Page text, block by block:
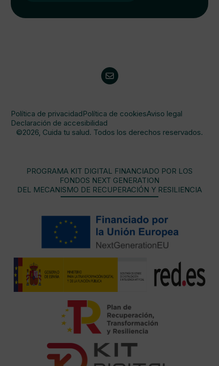
Política de privacidadPolítica de cookiesAviso legal
Declaración de accesibilidad
©2026, Cuida tu salud. Todos los derechos reservados.
PROGRAMA KIT DIGITAL FINANCIADO POR LOS
FONDOS NEXT GENERATION
DEL MECANISMO DE RECUPERACIÓN Y RESILIENCIA